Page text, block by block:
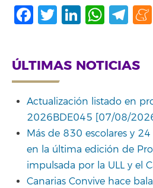
Facebook
Twitter
ÚLTIMAS NOTICIAS
Actualización listado en
2026BDE045 [07/08/
Más de 830 escolares y
en la última edición de
impulsada por la ULL y el
Canarias Convive hace